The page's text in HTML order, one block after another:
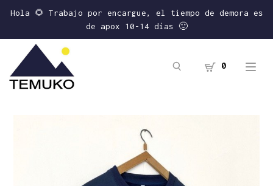
Hola 🌻 Trabajo por encargue, el tiempo de demora es
de apox 10-14 días 🙂
0